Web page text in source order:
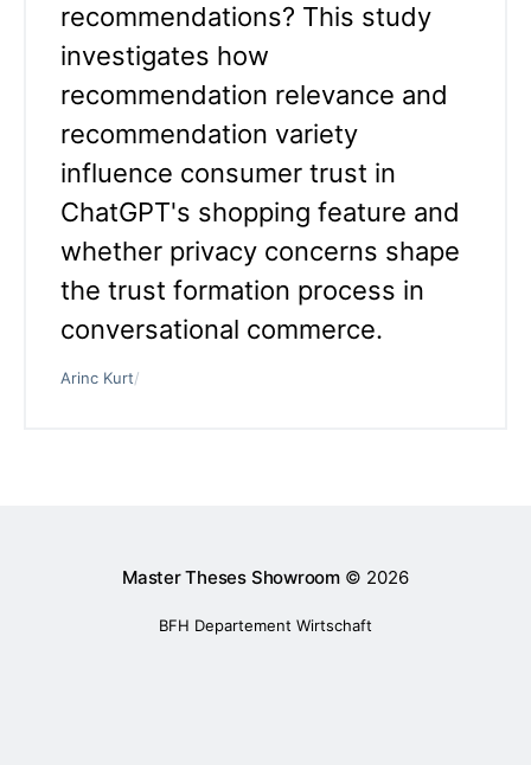
recommendations? This study
investigates how
recommendation relevance and
recommendation variety
influence consumer trust in
ChatGPT's shopping feature and
whether privacy concerns shape
the trust formation process in
conversational commerce.
Arinc Kurt/
Master Theses Showroom © 2026
BFH Departement Wirtschaft